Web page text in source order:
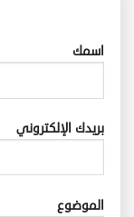
اسمك
بريدك الإلكتروني
الموضوع